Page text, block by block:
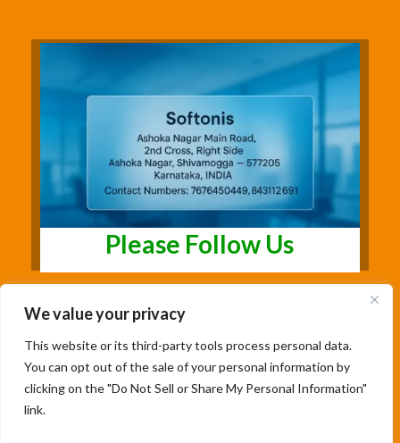
We value your privacy
This website or its third-party tools process personal data.
You can opt out of the sale of your personal information by
clicking on the "Do Not Sell or Share My Personal Information"
link.
Please Follow Us